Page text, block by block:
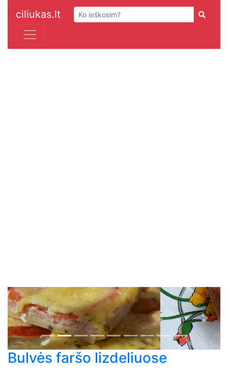
ciliukas.lt
Previous Next
Bulvės faršo lizdeliuose